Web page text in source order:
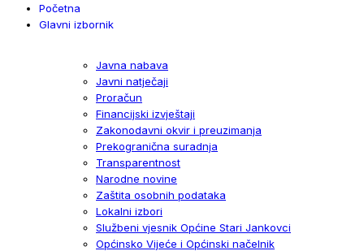
Početna
Glavni izbornik
Javna nabava
Javni natječaji
Proračun
Financijski izvještaji
Zakonodavni okvir i preuzimanja
Prekogranična suradnja
Transparentnost
Narodne novine
Zaštita osobnih podataka
Lokalni izbori
Službeni vjesnik Općine Stari Jankovci
Općinsko Vijeće i Općinski načelnik